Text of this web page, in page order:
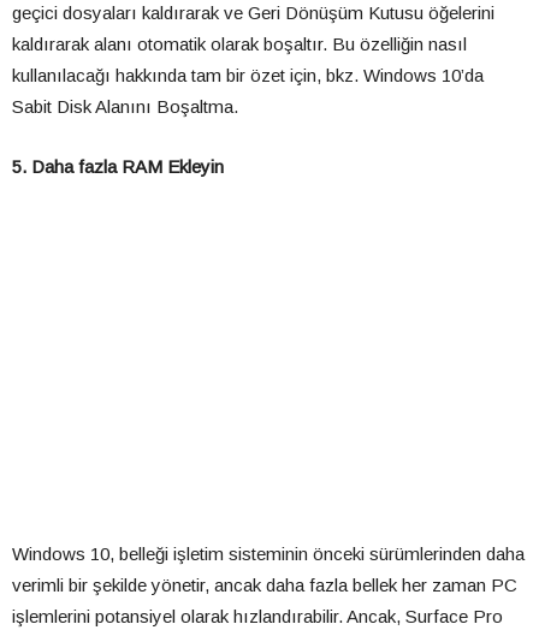
geçici dosyaları kaldırarak ve Geri Dönüşüm Kutusu öğelerini
kaldırarak alanı otomatik olarak boşaltır. Bu özelliğin nasıl
kullanılacağı hakkında tam bir özet için, bkz. Windows 10’da
Sabit Disk Alanını Boşaltma.
5. Daha fazla RAM Ekleyin
Windows 10, belleği işletim sisteminin önceki sürümlerinden daha
verimli bir şekilde yönetir, ancak daha fazla bellek her zaman PC
işlemlerini potansiyel olarak hızlandırabilir. Ancak, Surface Pro